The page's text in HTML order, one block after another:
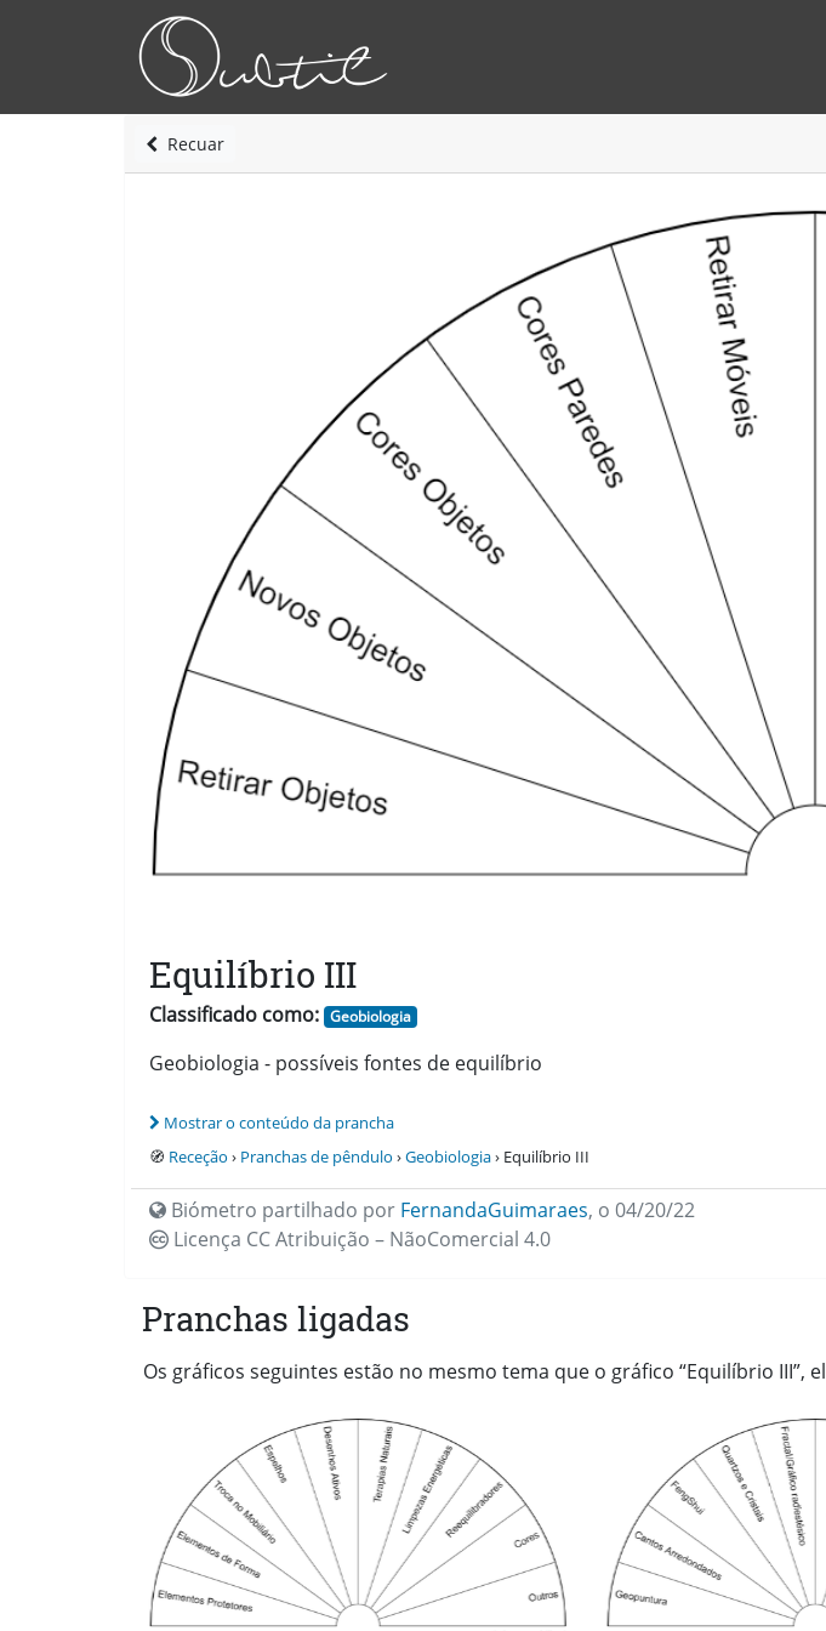
Recuar
Equilíbrio III
Classificado como: Geobiologia
Geobiologia - possíveis fontes de equilíbrio
Mostrar o conteúdo da prancha
🧭 Receção › Pranchas de pêndulo ›Geobiologia› Equilíbrio III
Biómetro partilhado por FernandaGuimaraes, o 04/20/22
Licença CCAtribuição – NãoComercial 4.0
Pranchas ligadas
Os gráficos seguintes estão no mesmo tema que o gráfico “Equilíbrio